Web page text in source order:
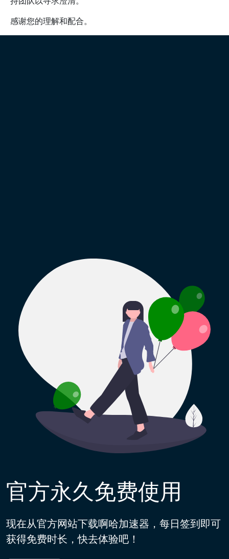
感谢您的理解和配合。
官方永久免费使用
现在从官方网站下载啊哈加速器，每日签到即可
获得免费时长，快去体验吧！